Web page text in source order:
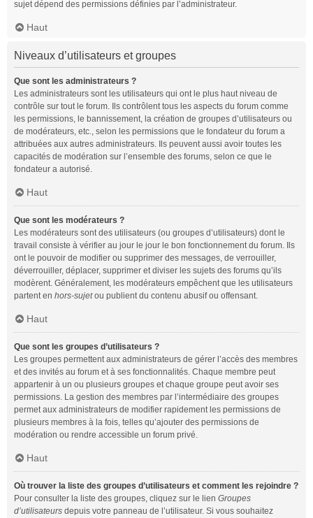
sujet dépend des permissions définies par l’administrateur.
Haut
Niveaux d’utilisateurs et groupes
Que sont les administrateurs ?
Les administrateurs sont les utilisateurs qui ont le plus haut niveau de
contrôle sur tout le forum. Ils contrôlent tous les aspects du forum comme
les permissions, le bannissement, la création de groupes d’utilisateurs ou
de modérateurs, etc., selon les permissions que le fondateur du forum a
attribuées aux autres administrateurs. Ils peuvent aussi avoir toutes les
capacités de modération sur l’ensemble des forums, selon ce que le
fondateur a autorisé.
Haut
Que sont les modérateurs ?
Les modérateurs sont des utilisateurs (ou groupes d’utilisateurs) dont le
travail consiste à vérifier au jour le jour le bon fonctionnement du forum. Ils
ont le pouvoir de modifier ou supprimer des messages, de verrouiller,
déverrouiller, déplacer, supprimer et diviser les sujets des forums qu’ils
modèrent. Généralement, les modérateurs empêchent que les utilisateurs
partent en hors-sujetou publient du contenu abusif ou offensant.
Haut
Que sont les groupes d’utilisateurs ?
Les groupes permettent aux administrateurs de gérer l’accès des membres
et des invités au forum et à ses fonctionnalités. Chaque membre peut
appartenir à un ou plusieurs groupes et chaque groupe peut avoir ses
permissions. La gestion des membres par l’intermédiaire des groupes
permet aux administrateurs de modifier rapidement les permissions de
plusieurs membres à la fois, telles qu’ajouter des permissions de
modération ou rendre accessible un forum privé.
Haut
Où trouver la liste des groupes d’utilisateurs et comment les rejoindre ?
Pour consulter la liste des groupes, cliquez sur le lien Groupes
d’utilisateurs depuis votre panneau de l’utilisateur. Si vous souhaitez